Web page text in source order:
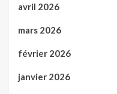
avril 2026
mars 2026
février 2026
janvier 2026